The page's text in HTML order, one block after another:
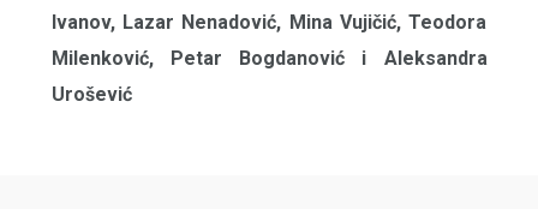
Ivanov, Lazar Nenadović, Mina Vujičić, Teodora
Milenković, Petar Bogdanović i Aleksandra
Urošević